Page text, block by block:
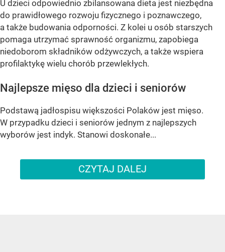
U dzieci odpowiednio zbilansowana dieta jest niezbędna
do prawidłowego rozwoju fizycznego i poznawczego,
a także budowania odporności. Z kolei u osób starszych
pomaga utrzymać sprawność organizmu, zapobiega
niedoborom składników odżywczych, a także wspiera
profilaktykę wielu chorób przewlekłych.
Najlepsze mięso dla dzieci i seniorów
Podstawą jadłospisu większości Polaków jest mięso.
W przypadku dzieci i seniorów jednym z najlepszych
wyborów jest indyk. Stanowi doskonałe...
CZYTAJ DALEJ